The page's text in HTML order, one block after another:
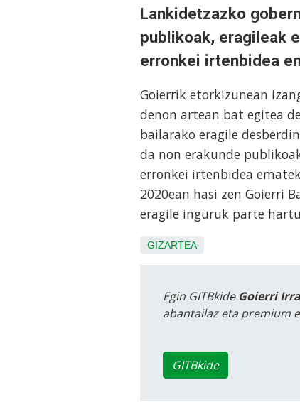
Lankidetzazko
publikoak, eragileak
erronkei irtenbidea
Goierrik etorkizunean
denon artean bat egitea
bailarako eragile
da non erakunde
erronkei irtenbidea
2020ean hasi zen Goierri
eragile inguruk parte
GIZARTEA
Egin GITBkide Goierri
abantailaz eta premium
GITBkide